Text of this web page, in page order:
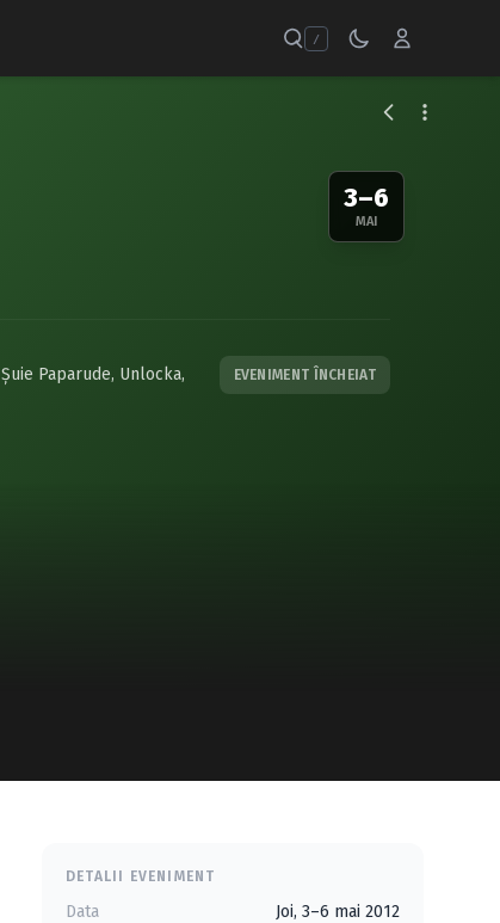
/
3–6
MAI
Şuie Paparude, Unlocka,
EVENIMENT ÎNCHEIAT
DETALII EVENIMENT
Data Joi, 3–6 mai 2012